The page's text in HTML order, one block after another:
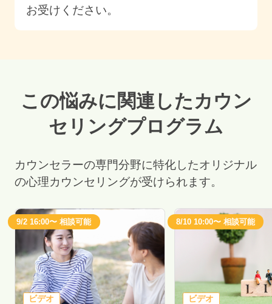
お受けください。
この悩みに関連したカウン
セリングプログラム
カウンセラーの専門分野に特化したオリジナル
の心理カウンセリングが受けられます。
9/2 16:00〜 相談可能
ビデオ
8/10 10:00〜 相談可能
ビデオ